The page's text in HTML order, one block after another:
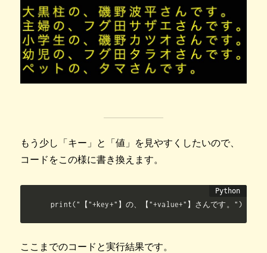
もう少し「キー」と「値」を見やすくしたいので、
コードをこの様に書き換えます。
print("【"+key+"】の、【"+value+"】さんです。")
ここまでのコードと実行結果です。